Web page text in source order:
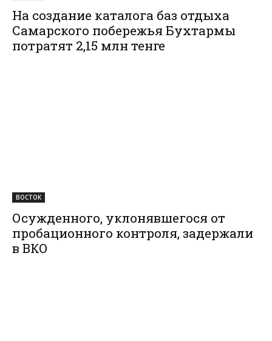
На создание каталога баз отдыха
Самарского побережья Бухтармы
потратят 2,15 млн тенге
ВОСТОК
Осужденного, уклонявшегося от
пробационного контроля, задержали
в ВКО